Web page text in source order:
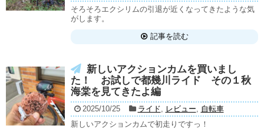
そろそろエクシリムの引退が近くなってきたような気
がします。
記事を読む
新しいアクションカムを買いまし
た！ お試しで都幾川ライド その１秋
海棠を見てきたよ編
2025/10/25 ライド, レビュー, 自転車
新しいアクションカムで初走りですっ！